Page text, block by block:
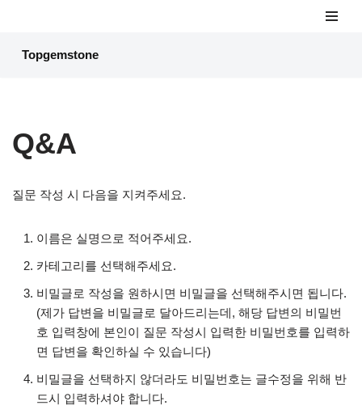
너
뛰
Topgemstone
Q&A
질문 작성 시 다음을 지켜주세요.
이름은 실명으로 적어주세요.
카테고리를 선택해주세요.
비밀글로 작성을 원하시면 비밀글을 선택해주시면 됩니다.
(제가 답변을 비밀글로 달아드리는데, 해당 답변의 비밀번
호 입력창에 본인이 질문 작성시 입력한 비밀번호를 입력하
면 답변을 확인하실 수 있습니다)
비밀글을 선택하지 않더라도 비밀번호는 글수정을 위해 반
드시 입력하셔야 합니다.